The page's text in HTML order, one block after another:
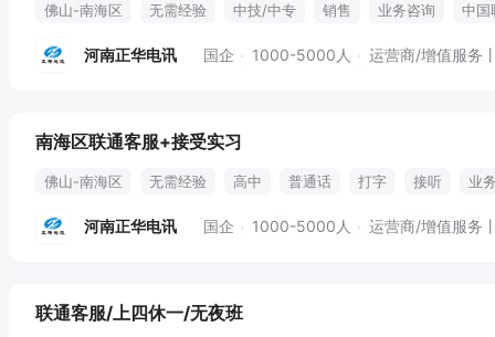
佛山-南海区 无需经验 中技/中专 销售 业务咨询
中国
河南正华电讯 国企 1000-5000人 运营商/增值服务
南海区联通客服+接受实习
佛山-南海区 无需经验 高中 普通话 打字 接听
业
河南正华电讯 国企 1000-5000人 运营商/增值服务
联通客服/上四休一/无夜班